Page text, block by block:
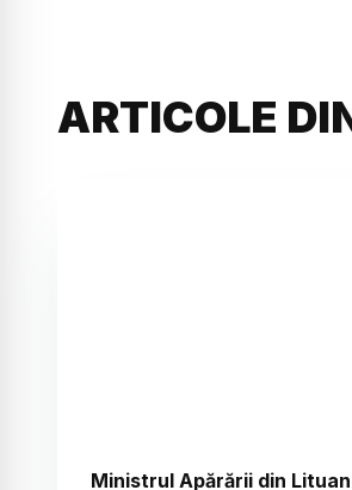
ARTICOLE
Ministrul Apărării din